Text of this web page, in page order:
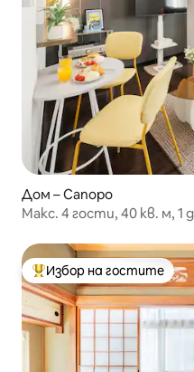
Дом – Сапоро
Макс. 4 гости, 40 кв. м, 1
Най-популярен избор на
Избор на гостите